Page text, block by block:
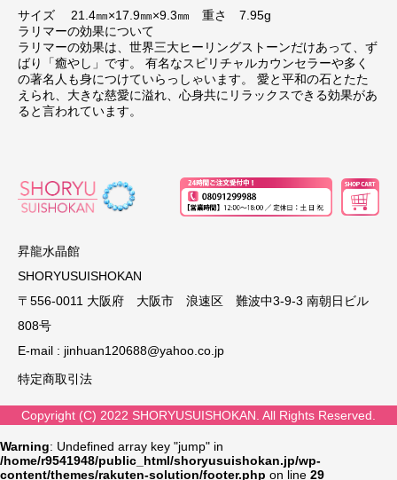
サイズ 21.4㎜×17.9㎜×9.3㎜ 重さ 7.95g
ラリマーの効果について
ラリマーの効果は、世界三大ヒーリングストーンだけあって、ず
ばり「癒やし」です。 有名なスピリチャルカウンセラーや多く
の著名人も身につけていらっしゃいます。 愛と平和の石とたた
えられ、大きな慈愛に溢れ、心身共にリラックスできる効果があ
ると言われています。
昇龍水晶館
SHORYUSUISHOKAN
〒556-0011 大阪府 大阪市 浪速区 難波中3-9-3 南朝日ビル
808号
E-mail : jinhuan120688@yahoo.co.jp
特定商取引法
Copyright (C) 2022 SHORYUSUISHOKAN. All Rights Reserved.
Warning: Undefined array key "jump" in
/home/r9541948/public_html/shoryusuishokan.jp/wp-
content/themes/rakuten-solution/footer.php on line 29